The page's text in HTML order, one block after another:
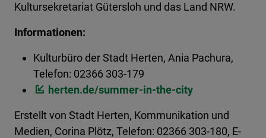
Kultursekretariat Gütersloh und das Land NRW.
Informationen:
Kulturbüro der Stadt Herten, Ania Pachura,
Telefon: 02366 303-179
herten.de/summer-in-the-city
Erstellt von Stadt Herten, Kommunikation und
Medien, Corina Plötz, Telefon: 02366 303-180, E-